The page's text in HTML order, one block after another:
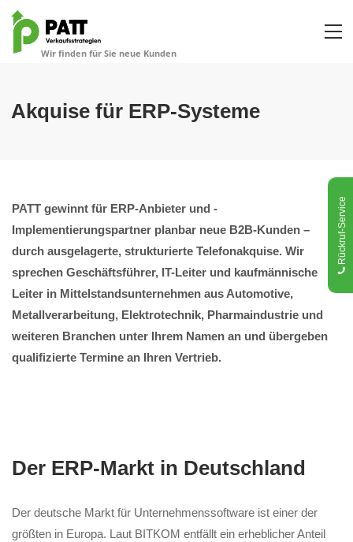
Akquise für ERP-Systeme
PATT gewinnt für ERP-Anbieter und -
Implementierungspartner planbar neue B2B-Kunden –
durch ausgelagerte, strukturierte Telefonakquise. Wir
sprechen Geschäftsführer, IT-Leiter und kaufmännische
Leiter in Mittelstandsunternehmen aus Automotive,
Metallverarbeitung, Elektrotechnik, Pharmaindustrie und
weiteren Branchen unter Ihrem Namen an und übergeben
qualifizierte Termine an Ihren Vertrieb.
Der ERP-Markt in Deutschland
Der deutsche Markt für Unternehmenssoftware ist einer der
größten in Europa. Laut BITKOM entfällt ein erheblicher Anteil
Rückruf-Service